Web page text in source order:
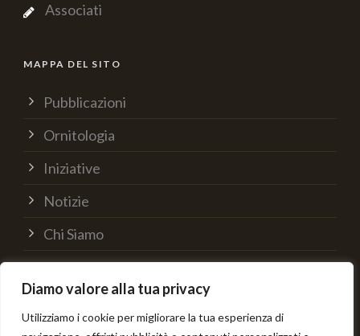
Diamo valore alla tua privacy
Utilizziamo i cookie per migliorare la tua esperienza di
Associati
MAPPA DEL SITO
Pubblicazioni
Ornitologia
Iniziative
Notizie
Chi Siamo
Supporta
Contatti